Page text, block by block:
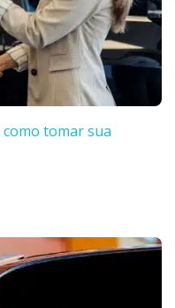
tomar sua